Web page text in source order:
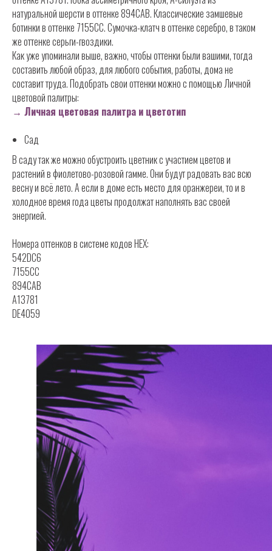
натуральной шерсти в оттенке 894CAB. Классические замшевые
ботинки в оттенке 7155CC. Сумочка-клатч в оттенке серебро, в таком
же оттенке серьги-гвоздики.
Как уже упоминали выше, важно, чтобы оттенки были вашими, тогда
составить любой образ, для любого события, работы, дома не
составит труда. Подобрать свои оттенки можно с помощью Личной
цветовой палитры:
→ Личная цветовая палитра и цветотип
Сад
В саду так же можно обустроить цветник с участием цветов и
растений в фиолетово-розовой гамме. Они будут радовать вас всю
весну и всё лето. А если в доме есть место для оранжереи, то и в
холодное время года цветы продолжат наполнять вас своей
энергией.
Номера оттенков в системе кодов HEX:
542DC6
7155CC
894CAB
A13781
DE4059